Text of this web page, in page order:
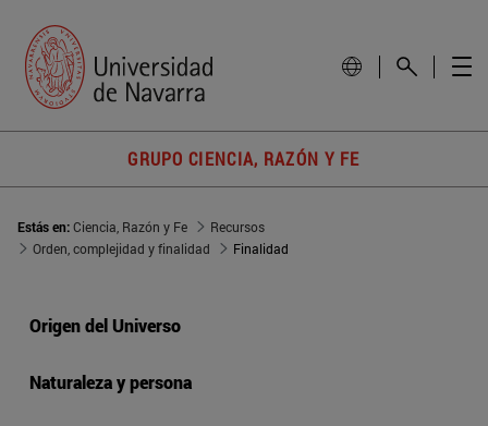
GRUPO CIENCIA, RAZÓN Y FE
Estás en:Ciencia, Razón y Fe
Recursos
Orden, complejidad y finalidad
Finalidad
Origen del Universo
Naturaleza y persona